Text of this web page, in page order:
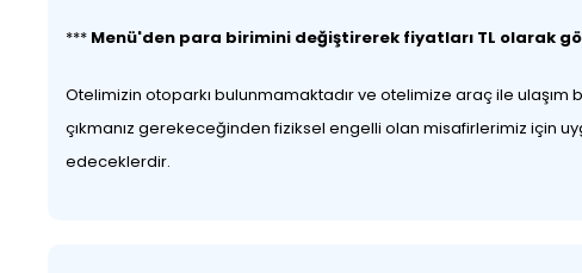
*** Menü'den para birimini değiştirerek fiyatları TL olarak
Otelimizin otoparkı bulunmamaktadır ve otelimize araç ile ulaşım
çıkmanız gerekeceğinden fiziksel engelli olan misafirlerimiz için
edeceklerdir.